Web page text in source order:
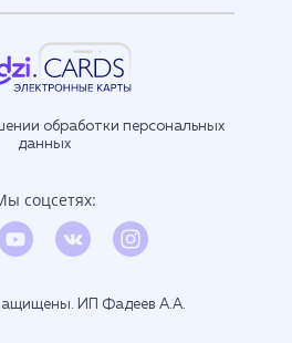
обработки персональных
данных
соцсетях:
ИП Фадеев А.А.